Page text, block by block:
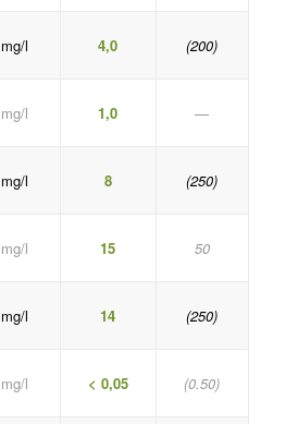
mg/l 4,0 (200)
mg/l 1,0 —
mg/l 8 (250)
mg/l 15 50
mg/l 14 (250)
mg/l < 0,05 (0.50)